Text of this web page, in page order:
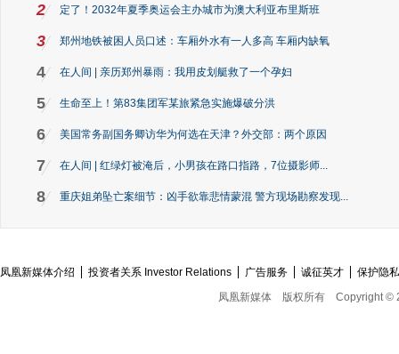
2 定了！2032年夏季奥运会主办城市为澳大利亚布里斯班
3 郑州地铁被困人员口述：车厢外水有一人多高 车厢内缺氧
4 在人间 | 亲历郑州暴雨：我用皮划艇救了一个孕妇
5 生命至上！第83集团军某旅紧急实施爆破分洪
6 美国常务副国务卿访华为何选在天津？外交部：两个原因
7 在人间 | 红绿灯被淹后，小男孩在路口指路，7位摄影师...
8 重庆姐弟坠亡案细节：凶手欲靠悲情蒙混 警方现场勘察发现...
凤凰新媒体介绍 投资者关系 Investor Relations 广告服务 诚征英才
保护隐
凤凰新媒体
版权所有 Copyright ©